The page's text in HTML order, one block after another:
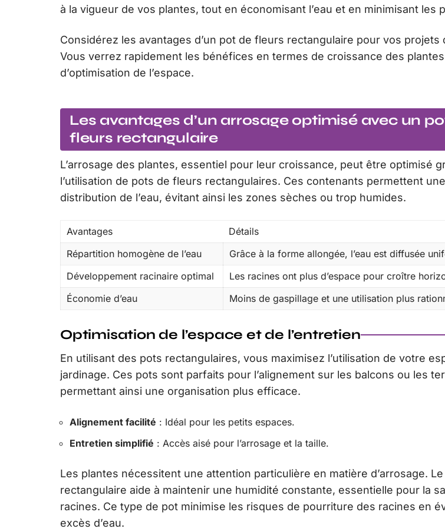
à la vigueur de vos plantes, tout en économisant l’eau et en minimisant les
Considérez les avantages d’un pot de fleurs rectangulaire pour vos projets
Vous verrez rapidement les bénéfices en termes de croissance des
d’optimisation de l’espace.
Les avantages d’un arrosage optimisé avec un
fleurs rectangulaire
L’arrosage des plantes, essentiel pour leur croissance, peut être optimisé
l’utilisation de pots de fleurs rectangulaires. Ces contenants permettent
distribution de l’eau, évitant ainsi les zones sèches ou trop humides.
Avantages
Détails
Répartition homogène de l’eau
Grâce à la forme allongée, l’eau est diffusée
Développement racinaire optimal
Les racines ont plus d’espace pour croître
Économie d’eau
Moins de gaspillage et une utilisation plus
Optimisation de l’espace et de l’entretien
En utilisant des pots rectangulaires, vous maximisez l’utilisation de votre
jardinage. Ces pots sont parfaits pour l’alignement sur les balcons ou les
permettant ainsi une organisation plus efficace.
Alignement facilité : Idéal pour les petits espaces.
Entretien simplifié : Accès aisé pour l’arrosage et la taille.
Les plantes nécessitent une attention particulière en matière d’arrosage.
rectangulaire aide à maintenir une humidité constante, essentielle pour la
racines. Ce type de pot minimise les risques de pourriture des racines en
excès d’eau.